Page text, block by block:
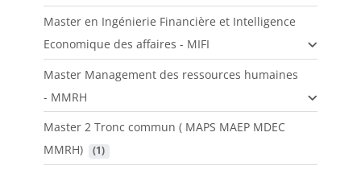
Master en Ingénierie Financière et Intelligence
Economique des affaires - MIFI
Master Management des ressources humaines
- MMRH
Master 2 Tronc commun ( MAPS MAEP MDEC
MMRH)
(1)